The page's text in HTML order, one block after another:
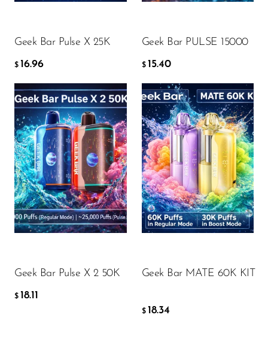
Geek Bar Pulse X 25K
$ 16.96
Geek Bar PULSE 15000
$ 15.40
Geek Bar Pulse X 2 50K
$ 18.11
Flavor
$18.11
Geek Bar MATE 60K KIT
$ 18.34
Flavor
$18.34